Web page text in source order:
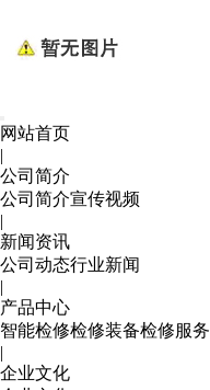
网站首页
|
公司简介
公司简介宣传视频
|
新闻资讯
公司动态行业新闻
|
产品中心
智能检修检修装备检修服务
|
企业文化